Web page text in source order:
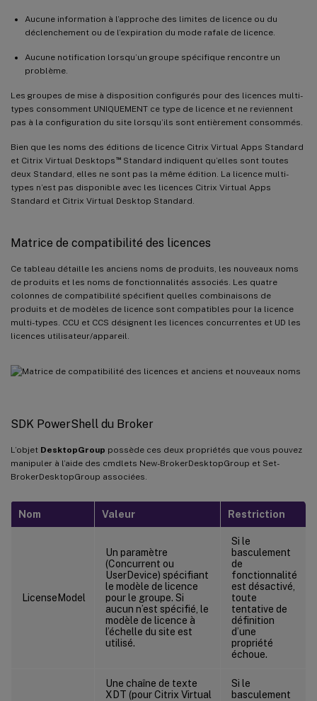
Aucune information à l’approche des limites de licence ou du
déclenchement ou de l’expiration du mode rafale de licence.
Aucune notification lorsqu’un groupe spécifique rencontre un
problème.
Les groupes de mise à disposition configurés pour des licences multi-
types consomment UNIQUEMENT ce type de licence et ne reviennent
pas à la configuration du site lorsqu’ils sont entièrement consommés.
Bien que les noms des éditions de licence Citrix Virtual Apps Standard
et Citrix Virtual Desktops ™Standard indiquent qu’elles sont toutes
deux Standard, elles ne sont pas la même édition. La licence multi-
types n’est pas disponible avec les licences Citrix Virtual Apps
Standard et Citrix Virtual Desktop Standard.
Matrice de compatibilité des licences
Ce tableau détaille les anciens noms de produits, les nouveaux noms
de produits et les noms de fonctionnalités associés. Les quatre
colonnes de compatibilité spécifient quelles combinaisons de
produits et de modèles de licence sont compatibles pour la licence
multi-types. CCU et CCS désignent les licences concurrentes et UD les
licences utilisateur/appareil.
SDK PowerShell du Broker
L’objet DesktopGroup possède ces deux propriétés que vous pouvez
manipuler à l’aide des cmdlets New-BrokerDesktopGroup et Set-
BrokerDesktopGroup associées.
Nom Valeur Restriction
LicenseModel
Un paramètre
(Concurrent ou
UserDevice) spécifiant
le modèle de licence
pour le groupe. Si
aucun n’est spécifié, le
modèle de licence à
l’échelle du site est
utilisé.
Si le
basculement
de
fonctionnalité
est désactivé,
toute
tentative de
définition
d’une
propriété
échoue.
Une chaîne de texte
XDT (pour Citrix Virtual
Si le
basculement